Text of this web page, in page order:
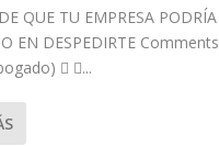
QUE TU EMPRESA PODRÍA
EN DESPEDIRTE
 ...